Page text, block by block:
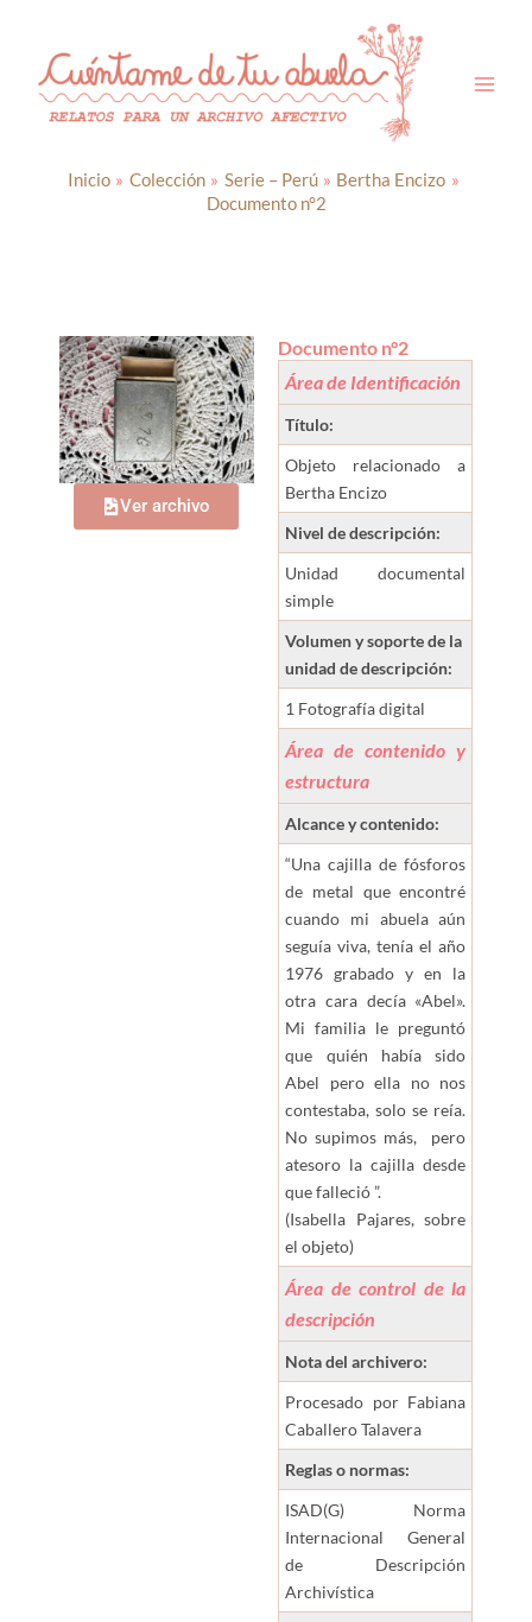
contenido
Inicio Colección Serie – Perú
Bertha Encizo
Documento n°2
Ver archivo
Documento n°2
Área de Identificación
Título:
Objeto relacionado a
Bertha Encizo
Nivel de descripción:
Unidad documental
simple
Volumen y soporte de la
unidad de descripción:
1 Fotografía digital
Área de contenido y
estructura
Alcance y contenido:
“Una cajilla de fósforos
de metal que encontré
cuando mi abuela aún
seguía viva, tenía el año
1976 grabado y en la
otra cara decía «Abel».
Mi familia le preguntó
que quién había sido
Abel pero ella no nos
contestaba, solo se reía.
No supimos más, pero
atesoro la cajilla desde
que falleció ”.
(Isabella Pajares, sobre
el objeto)
Área de control de la
descripción
Nota del archivero:
Procesado por Fabiana
Caballero Talavera
Reglas o normas:
ISAD(G) Norma
Internacional General
de Descripción
Archivística